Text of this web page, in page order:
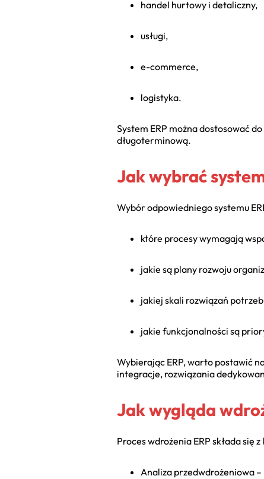
handel hurtowy i detaliczny,
usługi,
e-commerce,
logistyka.
System ERP można dostosować
długoterminową.
Jak wybrać
Wybór odpowiedniego systemu
które procesy wymagają
jakie są plany rozwoju
jakiej skali rozwiązań
jakie funkcjonalności są
Wybierając ERP, warto postawić
integracje, rozwiązania
Jak wygląda
Proces wdrożenia ERP składa się
Analiza przedwdrożeniowa